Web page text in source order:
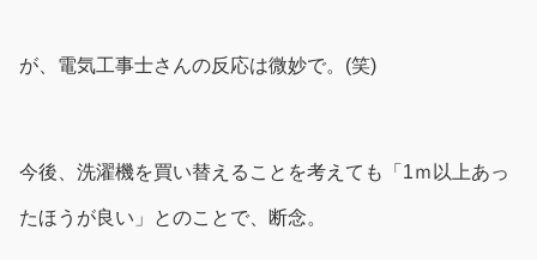
が、電気工事士さんの反応は微妙で。(笑)
今後、洗濯機を買い替えることを考えても「1ｍ以上あっ
たほうが良い」とのことで、断念。